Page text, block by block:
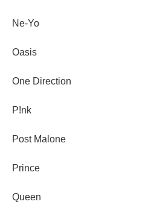
Ne-Yo
Oasis
One Direction
P!nk
Post Malone
Prince
Queen